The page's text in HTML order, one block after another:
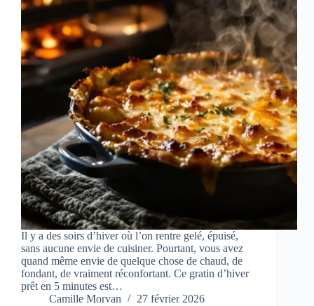
Il y a des soirs d’hiver où l’on rentre gelé, épuisé,
sans aucune envie de cuisiner. Pourtant, vous avez
quand même envie de quelque chose de chaud, de
fondant, de vraiment réconfortant. Ce gratin d’hiver
prêt en 5 minutes est…
Camille Morvan
27 février 2026